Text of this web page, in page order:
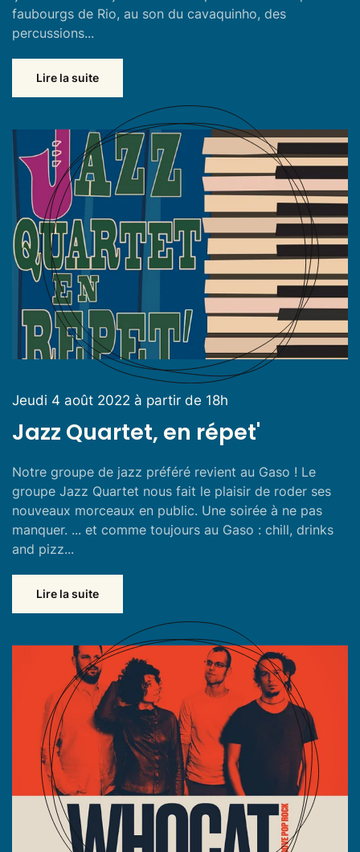
faubourgs de Rio, au son du cavaquinho, des
percussions...
Lire la suite
Jeudi 4 août 2022 à partir de 18h
Jazz Quartet, en répet'
Notre groupe de jazz préféré revient au Gaso ! Le
groupe Jazz Quartet nous fait le plaisir de roder ses
nouveaux morceaux en public. Une soirée à ne pas
manquer. ... et comme toujours au Gaso : chill, drinks
and pizz...
Lire la suite